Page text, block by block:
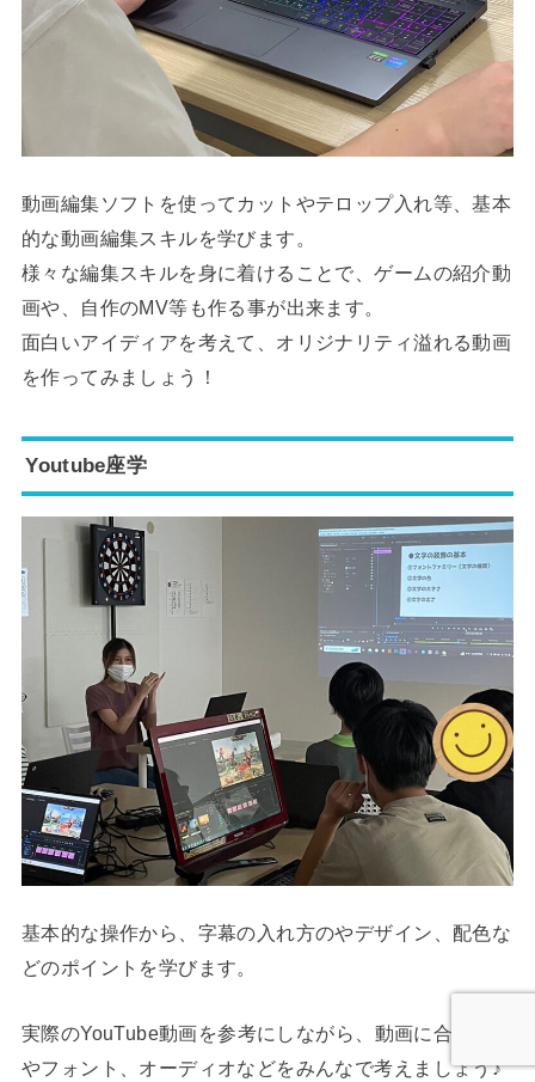
動画編集ソフトを使ってカットやテロップ入れ等、基本
的な動画編集スキルを学びます。
様々な編集スキルを身に着けることで、ゲームの紹介動
画や、自作のMV等も作る事が出来ます。
面白いアイディアを考えて、オリジナリティ溢れる動画
を作ってみましょう！
Youtube座学
基本的な操作から、字幕の入れ方のやデザイン、配色な
どのポイントを学びます。
実際のYouTube動画を参考にしながら、動画に合った色
やフォント、オーディオなどをみんなで考えましょう♪